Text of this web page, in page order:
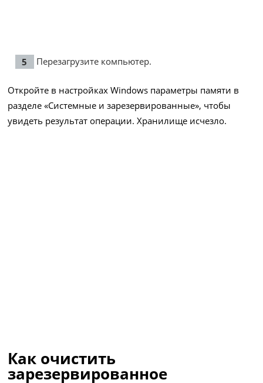
Перезагрузите компьютер.
Откройте в настройках Windows параметры памяти в
разделе «Системные и зарезервированные», чтобы
увидеть результат операции. Хранилище исчезло.
Как очистить
зарезервированное